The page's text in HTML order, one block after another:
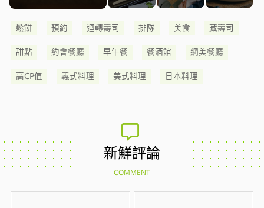
鬆餅 預約 迴轉壽司 排隊 美食 藏壽司
甜點 約會餐廳 早午餐 餐酒館 網美餐廳
高CP值 義式料理 美式料理 日本料理
新鮮評論
COMMENT